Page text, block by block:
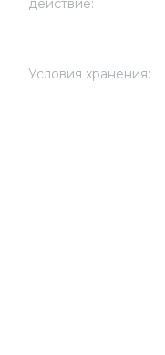
действие:
Условия хранения: